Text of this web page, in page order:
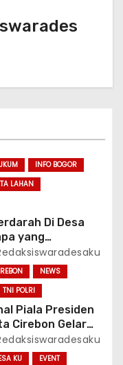
INFO BOGOR
LAHAN
Di Desa
yang
Ke Mana
NEWS
TNI POLRI
Piala Presiden
Cirebon Gelar
Persebaya Dan
Listrik
KU
EVENT